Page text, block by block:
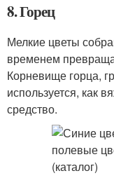
8. Горец
Мелкие цветы
временем
Корневище горца,
используется, как
средство.